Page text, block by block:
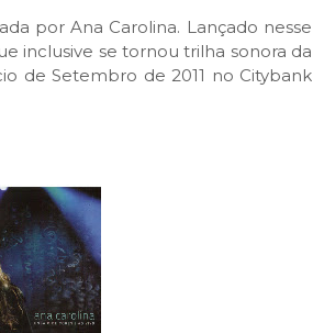
por Ana Carolina. Lançado nesse
inclusive se tornou trilha sonora da
de Setembro de 2011 no Citybank